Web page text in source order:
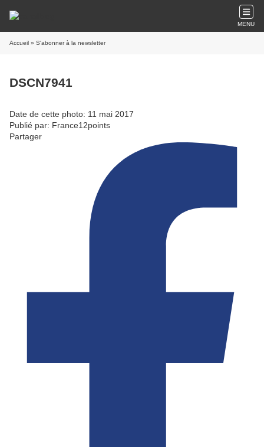
MENU
Accueil » S'abonner à la newsletter
DSCN7941
Date de cette photo: 11 mai 2017
Publié par: France12points
Partager